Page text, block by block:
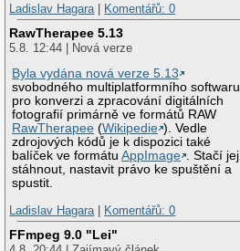
Ladislav Hagara| Komentářů: 0
RawTherapee 5.13
5.8. 12:44 | Nová verze
Byla vydána nová verze 5.13
svobodného multiplatformního softwaru
pro konverzi a zpracování digitálních
fotografií primárně ve formátů RAW
RawTherapee (Wikipedie ). Vedle
zdrojových kódů je k dispozici také
balíček ve formátuAppImage . Stačí jej
stáhnout, nastavit právo ke spuštění a
spustit.
Ladislav Hagara| Komentářů: 0
FFmpeg 9.0 "Lei"